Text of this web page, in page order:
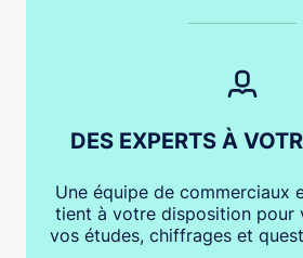
DES EXPERTS À
Une équipe de commerciaux
tient à votre disposition pour
vos études, chiffrages et